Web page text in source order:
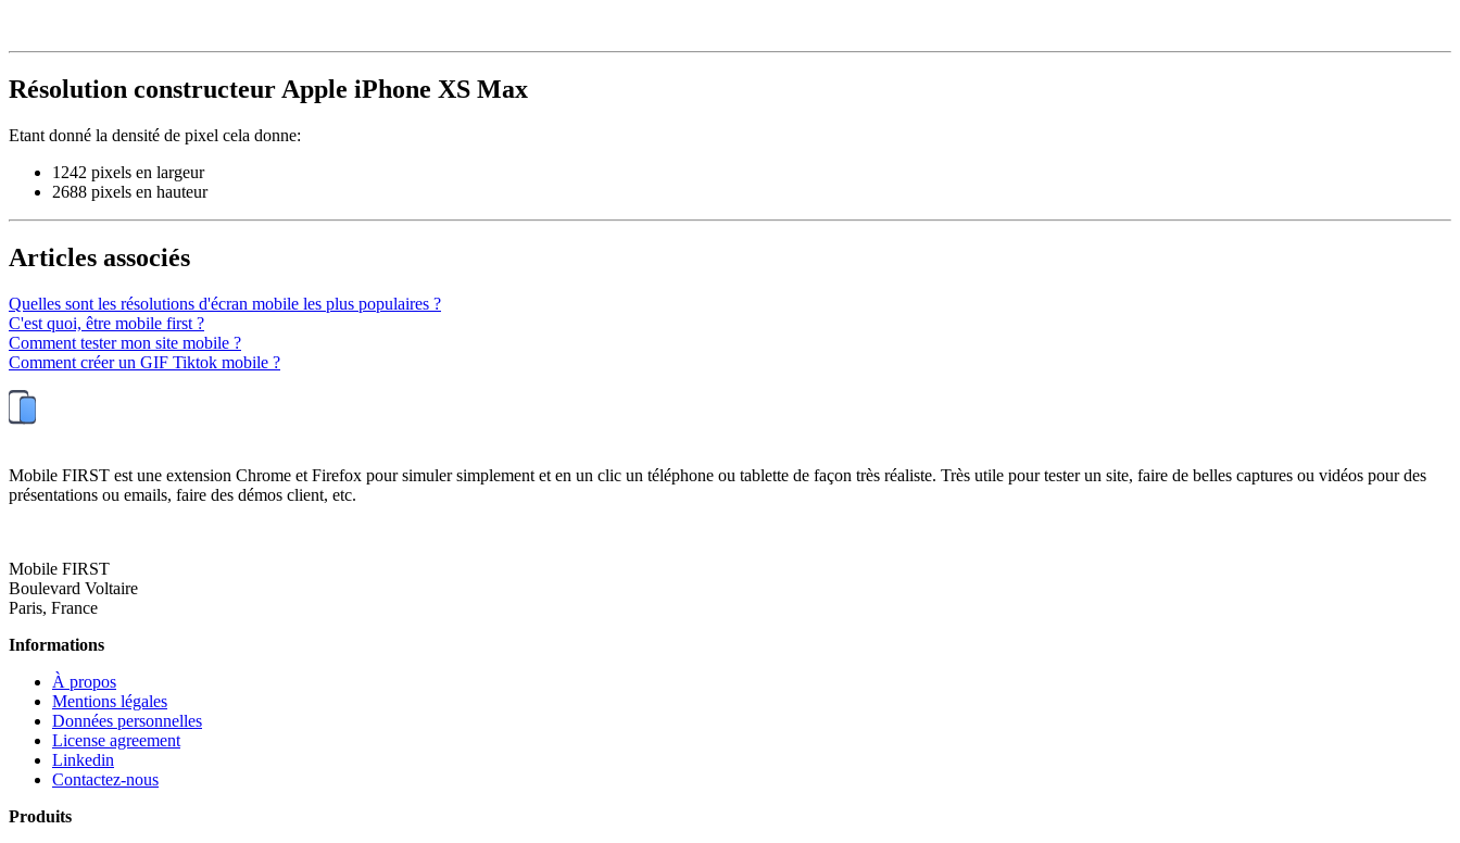
Résolution constructeur Apple iPhone XS Max
Etant donné la densité de pixel cela donne:
1242 pixels en largeur
2688 pixels en hauteur
Articles associés
Quelles sont les résolutions d'écran mobile les plus populaires ?
C'est quoi, être mobile first ?
Comment tester mon site mobile ?
Comment créer un GIF Tiktok mobile ?
Mobile FIRST est une extension Chrome et Firefox pour simuler simplement et en un clic un téléphone ou tablette de façon très réaliste. Très utile pour tester un site, faire de belles captures ou vidéos pour des
présentations ou emails, faire des démos client, etc.
Mobile FIRST
Boulevard Voltaire
Paris, France
Informations
À propos
Mentions légales
Données personnelles
License agreement
Linkedin
Contactez-nous
Produits